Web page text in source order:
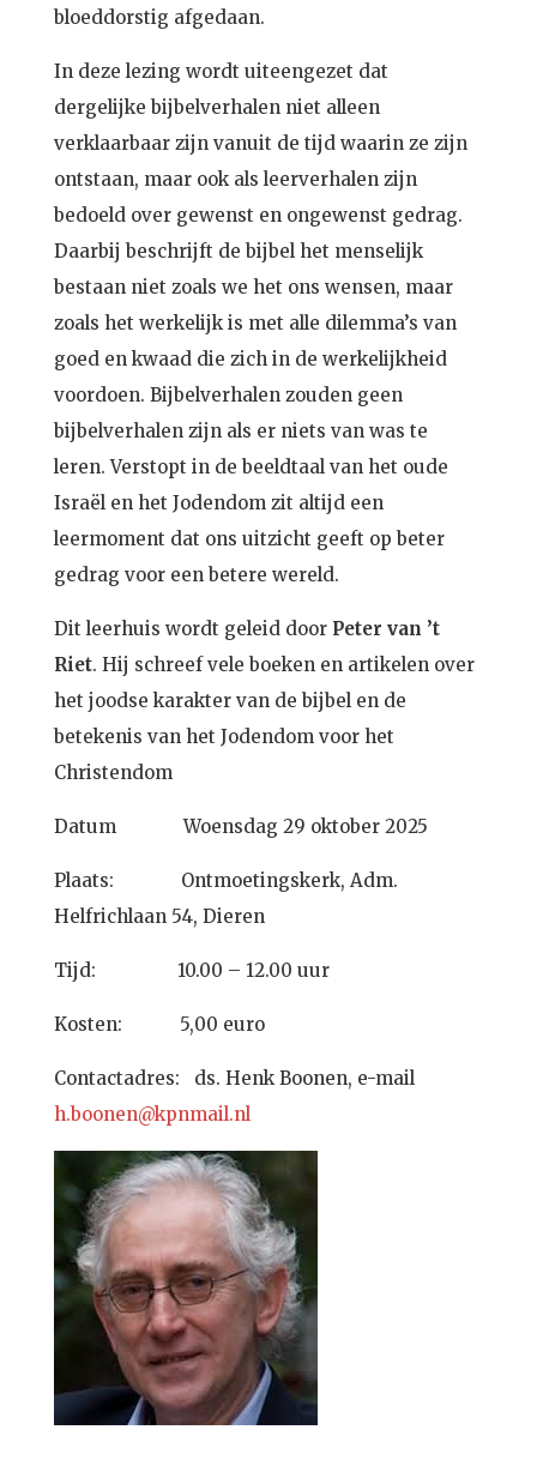
bloeddorstig afgedaan.
In deze lezing wordt uiteengezet dat
dergelijke bijbelverhalen niet alleen
verklaarbaar zijn vanuit de tijd waarin ze zijn
ontstaan, maar ook als leerverhalen zijn
bedoeld over gewenst en ongewenst gedrag.
Daarbij beschrijft de bijbel het menselijk
bestaan niet zoals we het ons wensen, maar
zoals het werkelijk is met alle dilemma’s van
goed en kwaad die zich in de werkelijkheid
voordoen. Bijbelverhalen zouden geen
bijbelverhalen zijn als er niets van was te
leren. Verstopt in de beeldtaal van het oude
Israël en het Jodendom zit altijd een
leermoment dat ons uitzicht geeft op beter
gedrag voor een betere wereld.
Dit leerhuis wordt geleid door Peter van ’t
Riet. Hij schreef vele boeken en artikelen over
het joodse karakter van de bijbel en de
betekenis van het Jodendom voor het
Christendom
Datum Woensdag 29 oktober 2025
Plaats: Ontmoetingskerk, Adm.
Helfrichlaan 54, Dieren
Tijd: 10.00 – 12.00 uur
Kosten: 5,00 euro
Contactadres: ds. Henk Boonen, e-mail
h.boonen@kpnmail.nl